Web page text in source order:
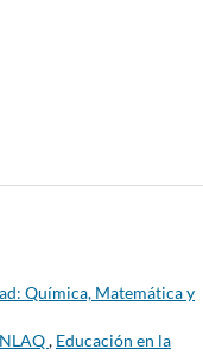
Química, Matemática y
, Educación en la